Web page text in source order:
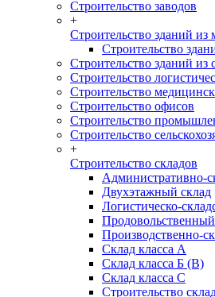
Строительство заводов
+
Строительство зданий из
Строительство
Строительство зданий из
Строительство
Строительство
Строительство офисов
Строительство
Строительство
+
Строительство складов
Административно-
Двухэтажный склад
Логистическо-
Производственно-
Склад класса А
Склад класса Б (B)
Склад класса С
Строительство